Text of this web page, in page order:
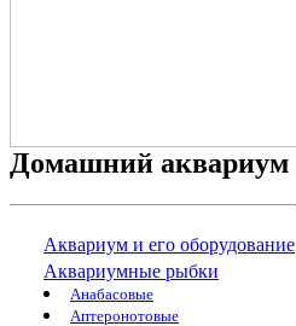
Домашний аквариум
Аквариум и его оборудование
Аквариумные рыбки
Анабасовые
Аптеронотовые